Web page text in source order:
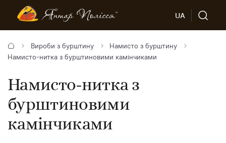
UA
Вироби з бурштину
Намисто з бурштину
Намисто-нитка з бурштиновими камінчиками
Намисто-нитка з
бурштиновими
камінчиками